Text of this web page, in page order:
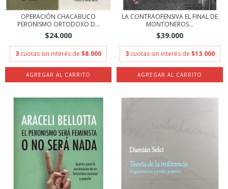
OPERACIÓN CHACABUCO
PERONISMO ORTODOXO D...
$24.000
3 cuotas sin interés de $8.000
LA CONTRAOFENSIVA EL FINAL DE
MONTONEROS...
$39.000
3 cuotas sin interés de $13.000